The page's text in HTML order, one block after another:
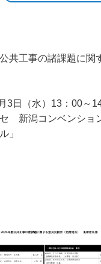
共工事の諸課題に関
3日（水）13：00～
新潟コンベンショ
」